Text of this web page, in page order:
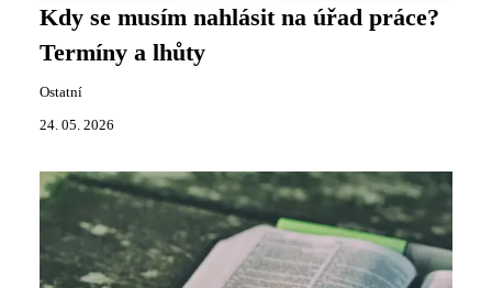
Kdy se musím nahlásit na úřad práce?
Termíny a lhůty
Ostatní
24. 05. 2026